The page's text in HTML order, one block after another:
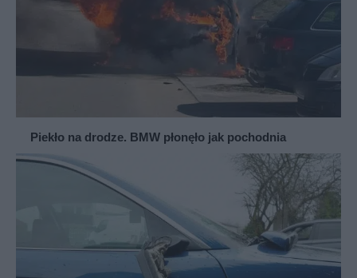
Piekło na drodze. BMW płonęło jak pochodnia